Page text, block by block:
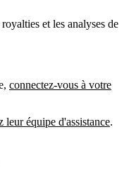
et les analyses de
connectez-vous à votre
leur équipe d'assistance.